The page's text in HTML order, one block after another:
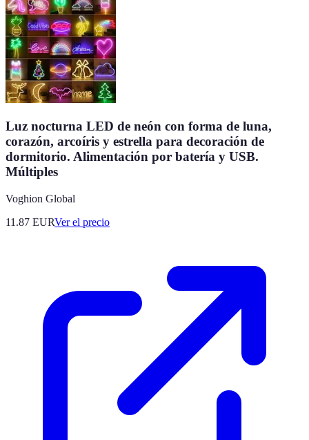
Luz nocturna LED de neón con forma de luna,
corazón, arcoíris y estrella para decoración de
dormitorio. Alimentación por batería y USB.
Múltiples
Voghion Global
11.87 EURVer el precio